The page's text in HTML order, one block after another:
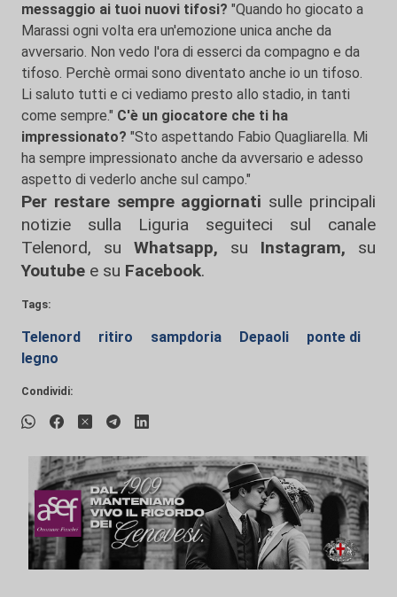
messaggio ai tuoi nuovi tifosi? "Quando ho giocato a
Marassi ogni volta era un'emozione unica anche da
avversario. Non vedo l'ora di esserci da compagno e da
tifoso. Perchè ormai sono diventato anche io un tifoso.
Li saluto tutti e ci vediamo presto allo stadio, in tanti
come sempre." C'è un giocatore che ti ha
impressionato? "Sto aspettando Fabio Quagliarella. Mi
ha sempre impressionato anche da avversario e adesso
aspetto di vederlo anche sul campo."
Per restare sempre aggiornati sulle principali
notizie sulla Liguria seguiteci sul canale
Telenord, su
Whatsapp, su Instagram, su
Youtube e su Facebook.
Tags:
Telenord ritiro sampdoria Depaoli
ponte di
legno
Condividi: